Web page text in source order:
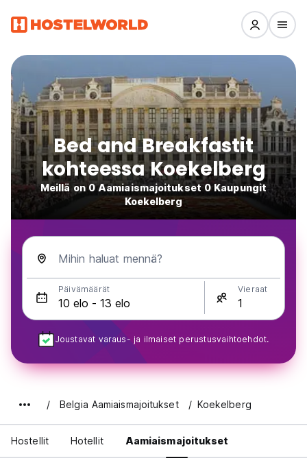
Bed and Breakfastit
kohteessa Koekelberg
Meillä on 0 Aamiaismajoitukset 0 Kaupungit
Koekelberg
Mihin haluat mennä?
Päivämäärät Vieraat
Joustavat varaus- ja ilmaiset perustusvaihtoehdot.
Belgia Aamiaismajoitukset Koekelberg
Hostellit Hotellit Aamiaismajoitukset